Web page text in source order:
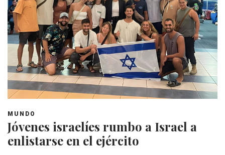
MUNDO
Jóvenes israelíes rumbo a Israel a
enlistarse en el ejército